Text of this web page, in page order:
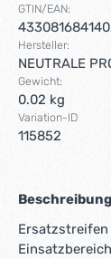
GTIN/EAN:
Hersteller:
NEUTRALE
Gewicht:
0.02 kg
Variation-ID
115852
Beschreibung
Ersatzstreifen